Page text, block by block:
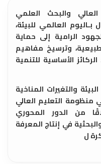
والبحث العلمي
بـاليوم العالمي للبيئة،
الرامية إلى حماية
وترسيخ مفاهيم
الأساسية للتنمية
والتغيرات المناخية
التعليم العالي
من الدور المحوري
في إنتاج المعرفة
ل